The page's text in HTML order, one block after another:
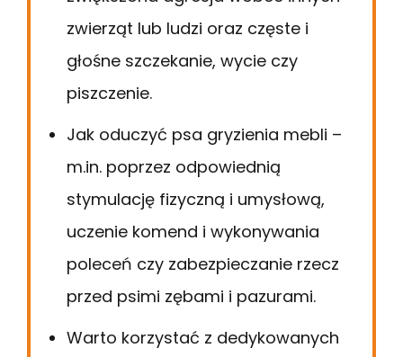
zwierząt lub ludzi oraz częste i
głośne szczekanie, wycie czy
piszczenie.
Jak oduczyć psa gryzienia mebli –
m.in. poprzez odpowiednią
stymulację fizyczną i umysłową,
uczenie komend i wykonywania
poleceń czy zabezpieczanie rzecz
przed psimi zębami i pazurami.
Warto korzystać z dedykowanych